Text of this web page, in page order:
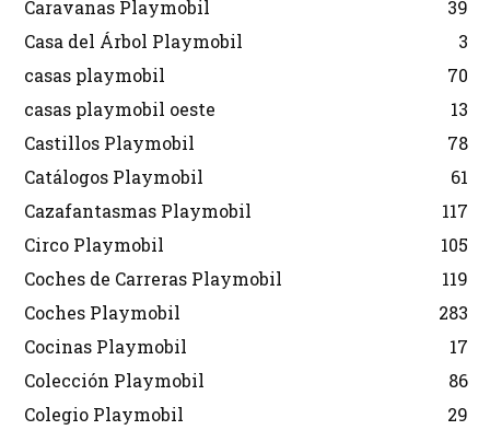
Caravanas Playmobil
39
Casa del Árbol Playmobil
3
casas playmobil
70
casas playmobil oeste
13
Castillos Playmobil
78
Catálogos Playmobil
61
Cazafantasmas Playmobil
117
Circo Playmobil
105
Coches de Carreras Playmobil
119
Coches Playmobil
283
Cocinas Playmobil
17
Colección Playmobil
86
Colegio Playmobil
29